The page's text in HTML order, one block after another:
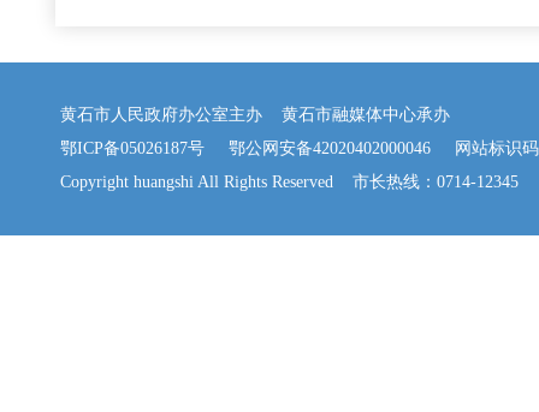
黄石市人民政府办公室主办 黄石市融媒体中心承办
鄂ICP备05026187号
鄂公网安备42020402000046 网站标识码
Copyright huangshi All Rights Reserved 市长热线：0714-12345